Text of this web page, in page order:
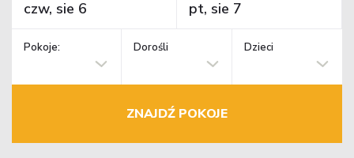
Pokoje: Dorośli Dzieci
ZNAJDŹ POKOJE